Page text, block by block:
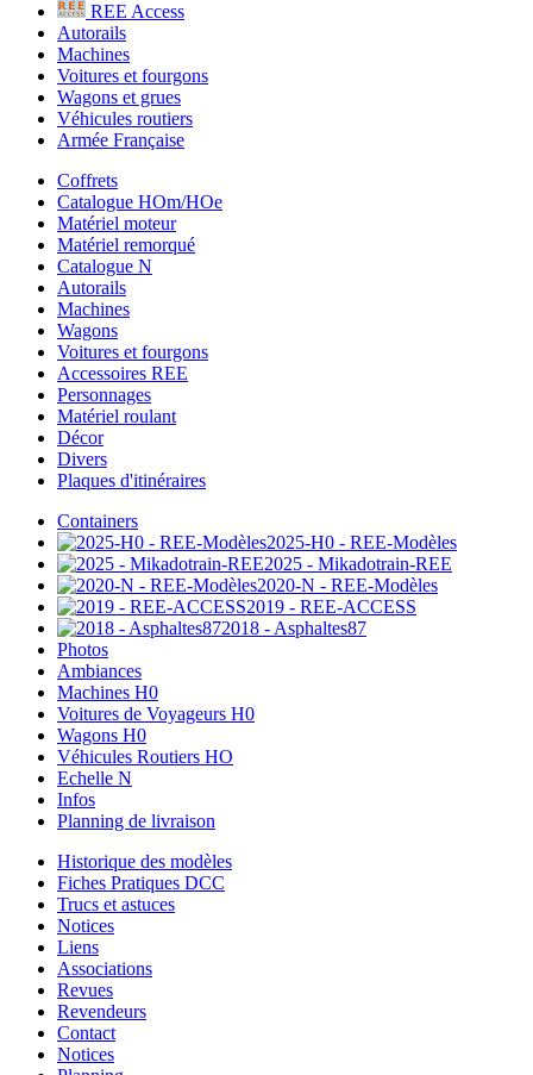
REE Access
Autorails
Machines
Voitures et fourgons
Wagons et grues
Véhicules routiers
Armée Française
Coffrets
Catalogue HOm/HOe
Matériel moteur
Matériel remorqué
Catalogue N
Autorails
Machines
Wagons
Voitures et fourgons
Accessoires REE
Personnages
Matériel roulant
Décor
Divers
Plaques d'itinéraires
Containers
2025-H0 - REE-Modèles
2025 - Mikadotrain-REE
2020-N - REE-Modèles
2019 - REE-ACCESS
2018 - Asphaltes87
Photos
Ambiances
Machines H0
Voitures de Voyageurs H0
Wagons H0
Véhicules Routiers HO
Echelle N
Infos
Planning de livraison
Historique des modèles
Fiches Pratiques DCC
Trucs et astuces
Notices
Liens
Associations
Revues
Revendeurs
Contact
Notices